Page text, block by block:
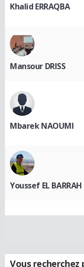
Khalid ERRAQBA
Mansour DRISS
Mbarek NAOUMI
Youssef EL BARRAH
Vous